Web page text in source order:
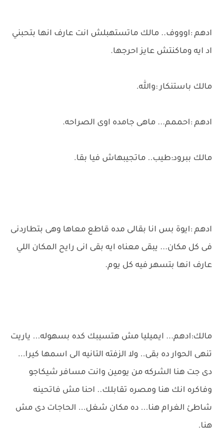
ادهم :اوووف.. مالك ماتستهبلش انت عارف انها بتحبني
اد ايه وماكنتش عايز احرجها.
مالك باستنكار :والله.
ادهم :احممم... ماهى جامده اوى الصراحه.
مالك ببرود:طيب.. ماتجيبهاش فيا بقا.
ادهم :ايوة بس انا بقالى مده قاطع معاها وهى بتطاردنى
فى كل مكان... يبقى معناه ايه بقى انى رايح المكان اللي
عارف انها بتسهر فيه كل يوم.
مالك:ادهم... ايميليا مش هتسيبك كده بسهوله... ياريت
تنهى الحوار ده بقى.. ولا الزفته التانيه الى اسمها كيرا...
دى جت هنا الشركه من يومين وانت مسافر شيكاجو
وفاكره انك هنا ومصره تقابلك.. احنا مش فاتحينه
شاطئ الغرام هنا... ده مكان شغل... الحاجات دى مش
هنا.